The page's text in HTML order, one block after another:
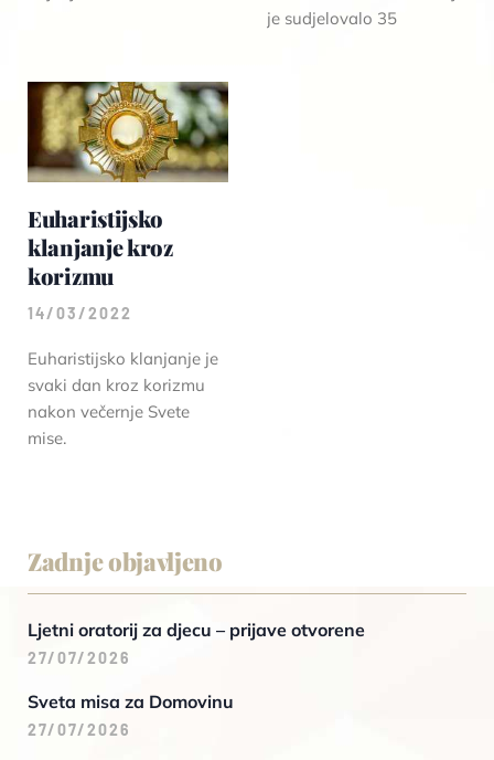
je sudjelovalo 35
Euharistijsko
klanjanje kroz
korizmu
14/03/2022
Euharistijsko klanjanje je
svaki dan kroz korizmu
nakon večernje Svete
mise.
Zadnje objavljeno
Ljetni oratorij za djecu – prijave otvorene
27/07/2026
Sveta misa za Domovinu
27/07/2026